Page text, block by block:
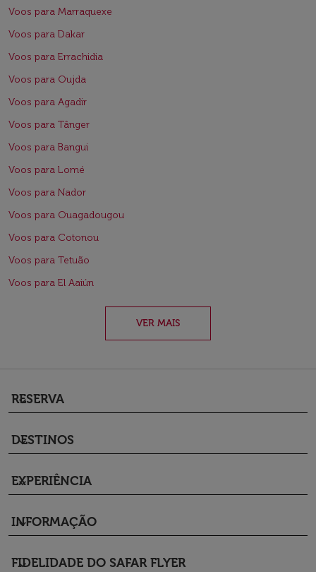
Voos para Marraquexe
Voos para Dakar
Voos para Errachidia
Voos para Oujda
Voos para Agadir
Voos para Tânger
Voos para Bangui
Voos para Lomé
Voos para Nador
Voos para Ouagadougou
Voos para Cotonou
Voos para Tetuão
Voos para El Aaiún
VER MAIS
RESERVA
keyboard_arrow_down
DESTINOS
keyboard_arrow_down
EXPERIÊNCIA
keyboard_arrow_down
INFORMAÇÃO
keyboard_arrow_down
FIDELIDADE DO SAFAR FLYER
keyboard_arrow_down